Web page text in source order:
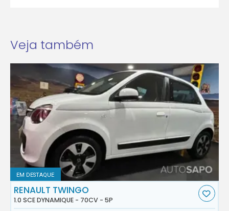
Veja também
EM DESTAQUE
RENAULT TWINGO
1.0 SCE DYNAMIQUE - 70CV - 5P